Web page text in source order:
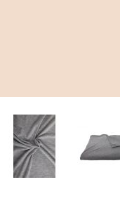
image
View larger image